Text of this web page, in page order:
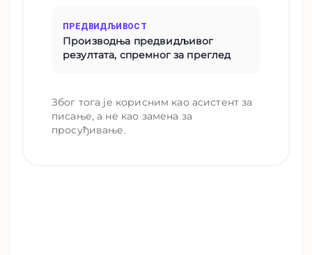
ПРЕДВИДЉИВОСТ
Производња предвидљивог
резултата, спремног за преглед
Због тога је корисним као асистент за
писање, а не као замена за
просуђивање.